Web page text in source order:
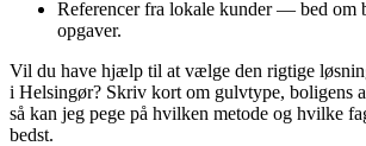
Referencer fra lokale kunder — bed om
opgaver.
Vil du have hjælp til at vælge den rigtige
i Helsingør? Skriv kort om gulvtype, boligens
så kan jeg pege på hvilken metode og hvilke
bedst.